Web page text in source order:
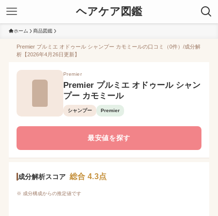
ヘアケア図鑑
ホーム 商品図鑑
Premier プルミエ オドゥール シャンプー カモミールの口コミ（0件）/成分解
析【2026年4月26日更新】
Premier
Premier プルミエ オドゥール シャン
プー カモミール
シャンプー Premier
最安値を探す
成分解析スコア 総合 4.3点
※ 成分構成からの推定値です